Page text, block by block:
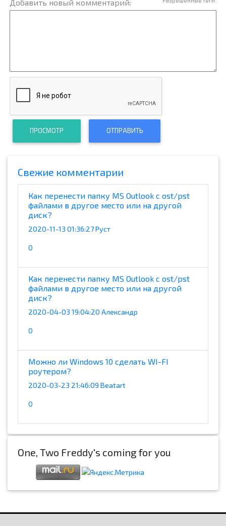
Добавить новый комментарий:
ПРОСМОТР ОТПРАВИТЬ
Cвежие комментарии
Как перенести папку MS Outlook с ost/pst
файлами в другое место или на другой
диск?
2020-11-13 01:36:27 Руст
0
Как перенести папку MS Outlook с ost/pst
файлами в другое место или на другой
диск?
2020-04-03 19:04:20 Александр
0
Можно ли Windows 10 сделать WI-FI
роутером?
2020-03-23 21:46:09 Beatart
0
One, Two Freddy's coming for you